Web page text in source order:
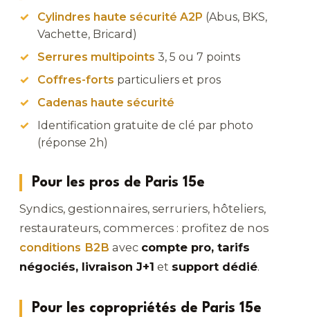
Cylindres haute sécurité A2P (Abus, BKS,
Vachette, Bricard)
Serrures multipoints 3, 5 ou 7 points
Coffres-forts particuliers et pros
Cadenas haute sécurité
Identification gratuite de clé par photo
(réponse 2h)
Pour les pros de Paris 15e
Syndics, gestionnaires, serruriers, hôteliers,
restaurateurs, commerces : profitez de nos
conditions B2B avec compte pro, tarifs
négociés, livraison J+1 et support dédié.
Pour les copropriétés de Paris 15e